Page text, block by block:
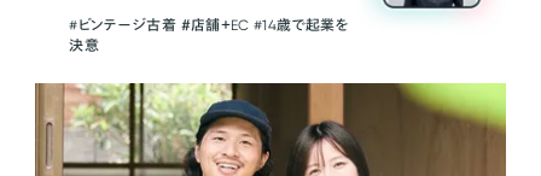
#ビンテージ古着 ＃店舗＋EC #14歳で起業を
決意